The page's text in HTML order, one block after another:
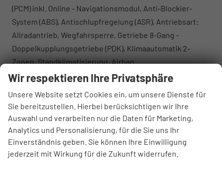
(PCM) inkl. Online - Navigationsmodul, Anti-Blockier-
System (ABS), Antischlupfregelung (ASR), Antriebsart:
Allradantrieb, Wegfahrsperre, Getriebe 8-Gang -
Doppelkupplungsgetriebe (PDK), Klimaautomatik 2-
Zonen, Standklimatisierung, Airbag
Fahrer-/Beifahrerseite, Interieur-Paket: Leder (groß),
geteilt/klappbar (60:40), Seitenairbag vorn, Sitzheizung
hinten, Verglasung hinten abgedunkelt
(Privacyverglasung), Zentralverriegelung / Startanlage
Porsche Entry & Drive, Zentralverriegelung mit
Wir respektieren Ihre Privatsphäre
Unsere Website setzt Cookies ein, um unsere Dienste für
Sie bereitzustellen. Hierbei berücksichtigen wir Ihre
Auswahl und verarbeiten nur die Daten für Marketing,
Analytics und Personalisierung, für die Sie uns Ihr
Einverständnis geben. Sie können Ihre Einwilligung
jederzeit mit Wirkung für die Zukunft widerrufen.